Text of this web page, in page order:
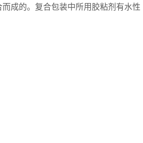
成的。复合包装中所用胶粘剂有水性